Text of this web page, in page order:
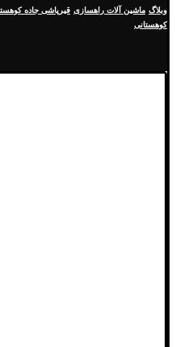
وبلاگ ماشین آلات راهسازی
کوهستانی